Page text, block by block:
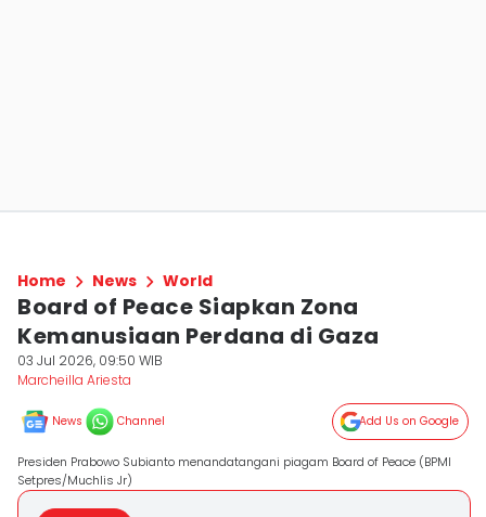
Home News World
Board of Peace Siapkan Zona
Kemanusiaan Perdana di Gaza
03 Jul 2026, 09:50 WIB
Marcheilla Ariesta
News Channel Add Us on Google
Presiden Prabowo Subianto menandatangani piagam Board of Peace (BPMI
Setpres/Muchlis Jr)